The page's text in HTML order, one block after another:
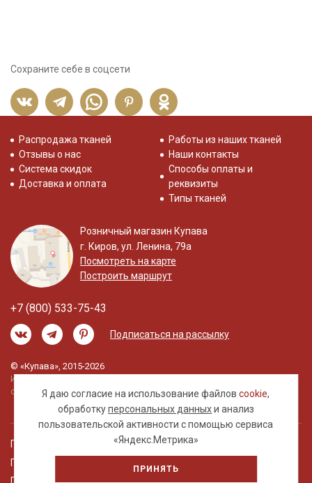
Сохраните себе в соцсети
Я даю согласие на использование файловcookie,
обработкуперсональных данныхи анализ
пользовательской активности с помощью сервиса
«Яндекс.Метрика»
ПРИНЯТЬ
Распродажа тканей
Отзывы о нас
Система скидок
Доставка и оплата
Работы из наших тканей
Наши контакты
Способы оплаты и
реквизиты
Типы тканей
Розничный магазин Купава
г. Киров, ул. Ленина, 79а
Посмотреть на карте
Построить маршрут
+7 (800) 533-75-43
Подписаться на рассылку
© «Купава», 2015-2026
Информация на сайте не является публичной
офертой.
Правовая информация
Политика обработки персональных данных